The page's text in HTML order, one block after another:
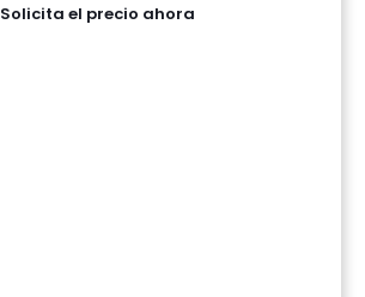
Solicita el precio ahora